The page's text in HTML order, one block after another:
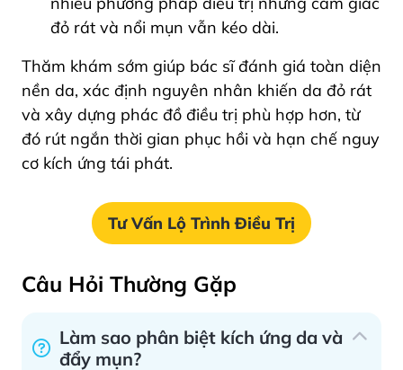
đỏ rát và nổi mụn vẫn kéo dài.
Thăm khám sớm giúp bác sĩ đánh giá toàn diện
nền da, xác định nguyên nhân khiến da đỏ rát
và xây dựng phác đồ điều trị phù hợp hơn, từ
đó rút ngắn thời gian phục hồi và hạn chế nguy
cơ kích ứng tái phát.
Tư Vấn Lộ Trình Điều Trị
Câu Hỏi Thường Gặp
Làm sao phân biệt kích ứng da và
đẩy mụn?